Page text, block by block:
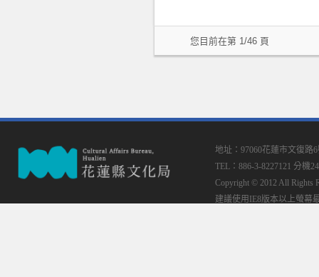
您目前在第 1/46 頁
地址：97060花蓮市文復路
TEL：886-3-8227121 分機
Copyright © 2012 All Rights
建議使用IE8版本以上螢幕